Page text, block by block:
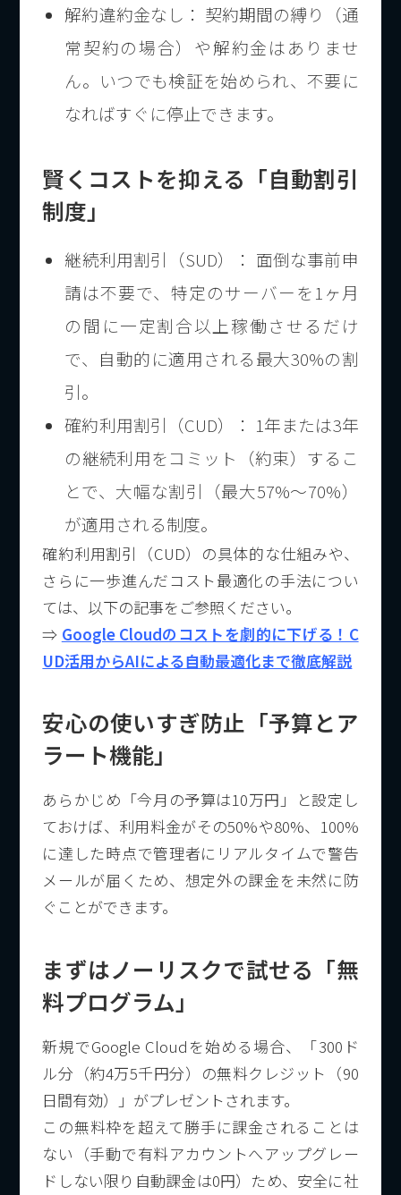
解約違約金なし： 契約期間の縛り（通
常契約の場合）や解約金はありませ
ん。いつでも検証を始められ、不要に
なればすぐに停止できます。
賢くコストを抑える「自動割引
制度」
継続利用割引（SUD）： 面倒な事前申
請は不要で、特定のサーバーを1ヶ月
の間に一定割合以上稼働させるだけ
で、自動的に適用される最大30%の割
引。
確約利用割引（CUD）： 1年または3年
の継続利用をコミット（約束）するこ
とで、大幅な割引（最大57%〜70%）
が適用される制度。
確約利用割引（CUD）の具体的な仕組みや、
さらに一歩進んだコスト最適化の手法につい
ては、以下の記事をご参照ください。
⇒ Google Cloudのコストを劇的に下げる！C
UD活用からAIによる自動最適化まで徹底解説
安心の使いすぎ防止「予算とア
ラート機能」
あらかじめ「今月の予算は10万円」と設定し
ておけば、利用料金がその50%や80%、100%
に達した時点で管理者にリアルタイムで警告
メールが届くため、想定外の課金を未然に防
ぐことができます。
まずはノーリスクで試せる「無
料プログラム」
新規でGoogle Cloudを始める場合、「300ド
ル分（約4万5千円分）の無料クレジット（90
日間有効）」がプレゼントされます。
この無料枠を超えて勝手に課金されることは
ない（手動で有料アカウントへアップグレー
ドしない限り自動課金は0円）ため、安全に社